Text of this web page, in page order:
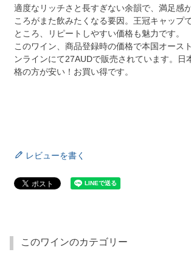
適度なリッチさと長すぎない余韻で、満足感
ころがまた飲みたくなる要因。王冠キャップ
ところ、リピートしやすい価格も魅力です。
このワイン、商品登録時の価格で本国オース
ンラインにて27AUDで販売されています。日
格の方が安い！お買い得です。
レビューを書く
このワインのカテゴリー